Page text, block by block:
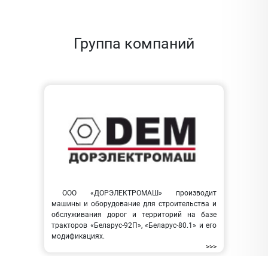
Группа компаний
ООО «ДОРЭЛЕКТРОМАШ» производит
машины и оборудование для строительства и
обслуживания дорог и территорий на базе
тракторов «Беларус-92П», «Беларус-80.1» и его
модификациях.
>>>